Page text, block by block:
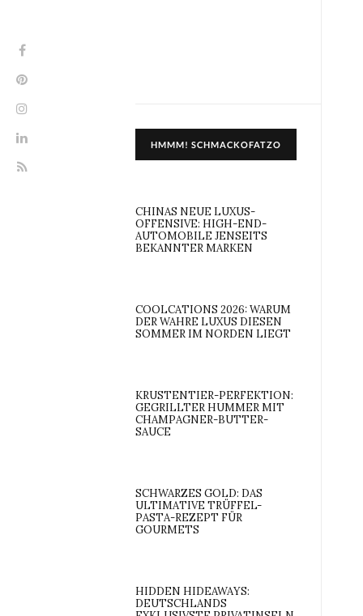
HMMM! SCHMACKOFATZO
CHINAS NEUE LUXUS-
OFFENSIVE: HIGH-END-
AUTOMOBILE JENSEITS
BEKANNTER MARKEN
COOLCATIONS 2026: WARUM
DER WAHRE LUXUS DIESEN
SOMMER IM NORDEN LIEGT
KRUSTENTIER-PERFEKTION:
GEGRILLTER HUMMER MIT
CHAMPAGNER-BUTTER-
SAUCE
SCHWARZES GOLD: DAS
ULTIMATIVE TRÜFFEL-
PASTA-REZEPT FÜR
GOURMETS
HIDDEN HIDEAWAYS:
DEUTSCHLANDS